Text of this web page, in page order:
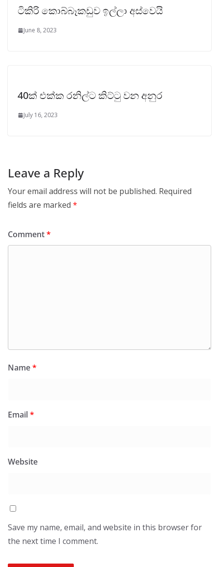
ටිකිරි කොබ්බෑකඩුව ඉල්ලා අස්වෙයි
June 8, 2023
40ක් එක්ක රනිල්ට කිට්ටු වන අනුර
July 16, 2023
Leave a Reply
Your email address will not be published. Required
fields are marked *
Comment*
Name*
Email*
Website
Save my name, email, and website in this browser for
the next time I comment.